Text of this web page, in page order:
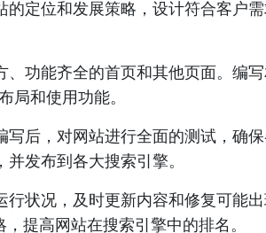
的定位和发展策略，设计符合客户
、功能齐全的首页和其他页面。编写
局和使用功能。
写后，对网站进行全面的测试，确
发布到各大搜索引擎。
行状况，及时更新内容和修复可能
提高网站在搜索引擎中的排名。